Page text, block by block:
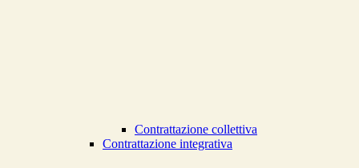
Contrattazione collettiva
Contrattazione integrativa